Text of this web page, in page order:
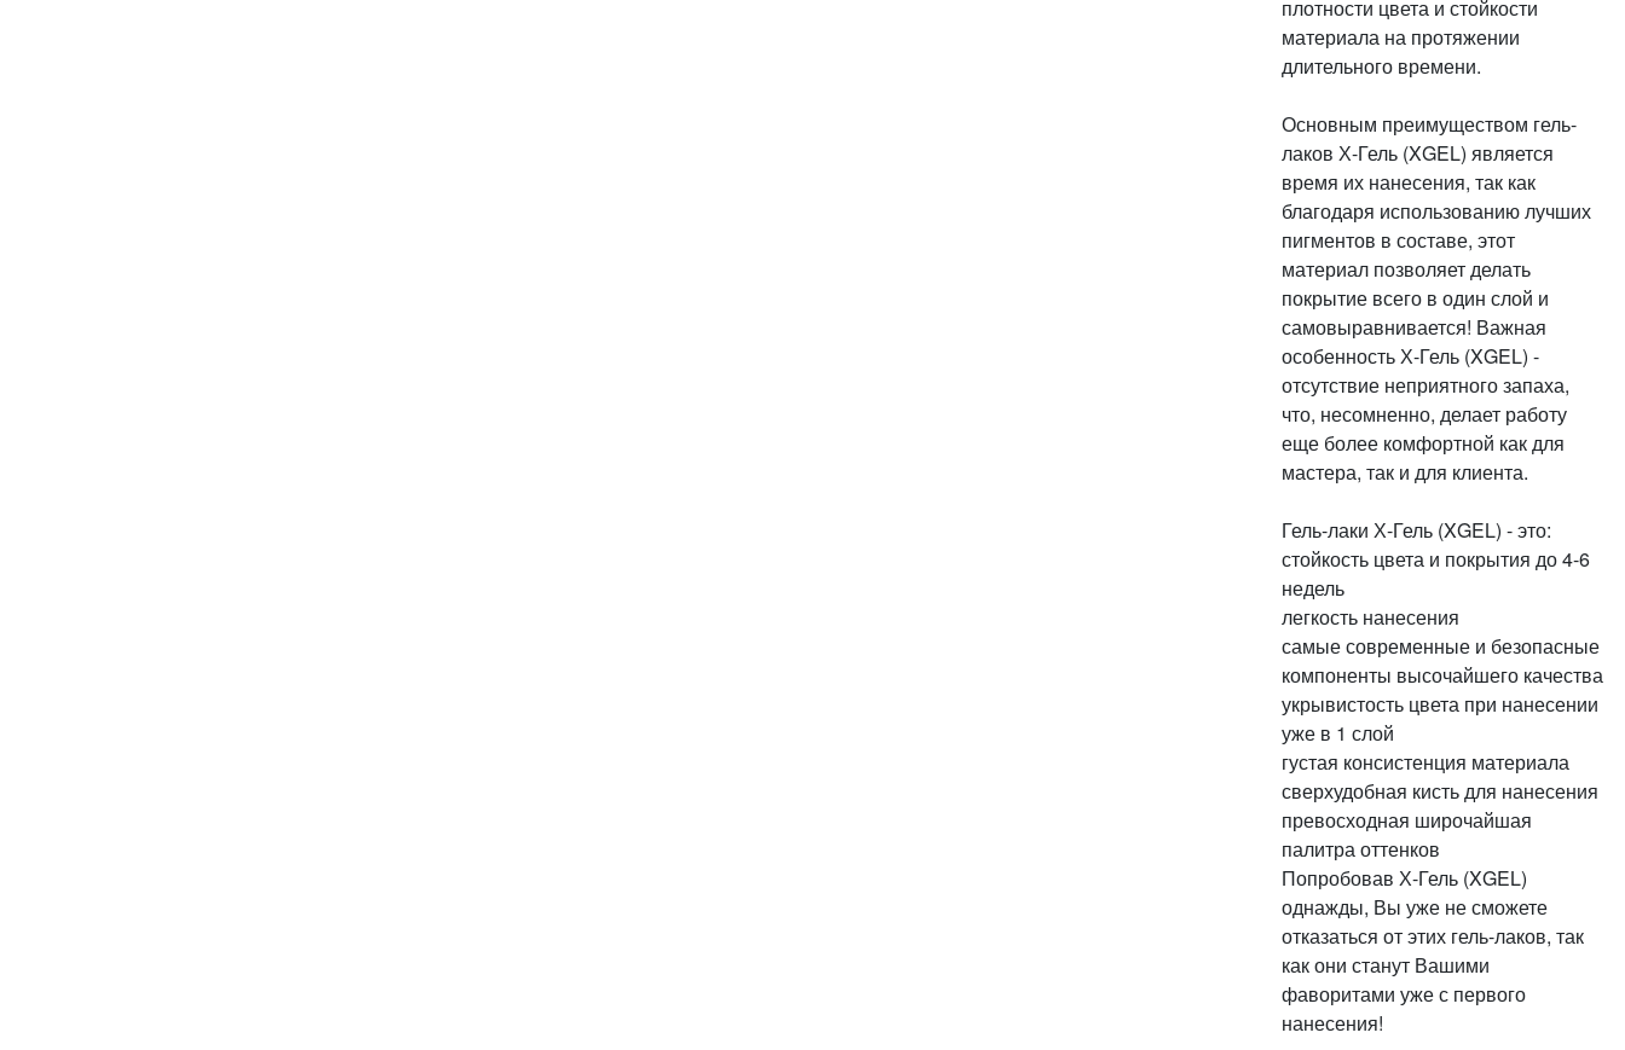
плотности цвета и стойкости
материала на протяжении
длительного времени.
Основным преимуществом гель-
лаков Х-Гель (XGEL) является
время их нанесения, так как
благодаря использованию лучших
пигментов в составе, этот
материал позволяет делать
покрытие всего в один слой и
самовыравнивается! Важная
особенность Х-Гель (XGEL) -
отсутствие неприятного запаха,
что, несомненно, делает работу
еще более комфортной как для
мастера, так и для клиента.
Гель-лаки Х-Гель (XGEL) - это:
стойкость цвета и покрытия до 4-6
недель
легкость нанесения
самые современные и безопасные
компоненты высочайшего качества
укрывистость цвета при нанесении
уже в 1 слой
густая консистенция материала
сверхудобная кисть для нанесения
превосходная широчайшая
палитра оттенков
Попробовав Х-Гель (XGEL)
однажды, Вы уже не сможете
отказаться от этих гель-лаков, так
как они станут Вашими
фаворитами уже с первого
нанесения!